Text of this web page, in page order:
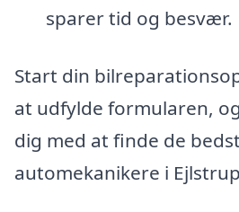
sparer tid og besvær.
Start din
at udfylde formularen,
dig med at finde de
automekanikere i